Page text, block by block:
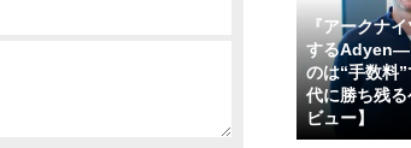
『アークナ
するAdyen―
のは“手数料
代に勝ち残
ビュー】